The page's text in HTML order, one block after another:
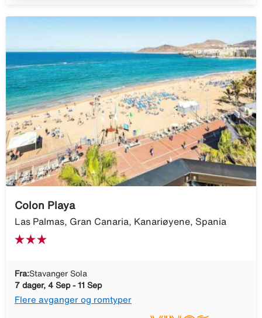
Colon Playa
Las Palmas, Gran Canaria, Kanariøyene, Spania
Fra:Stavanger Sola
7 dager, 4 Sep - 11 Sep
Flere avganger og romtyper